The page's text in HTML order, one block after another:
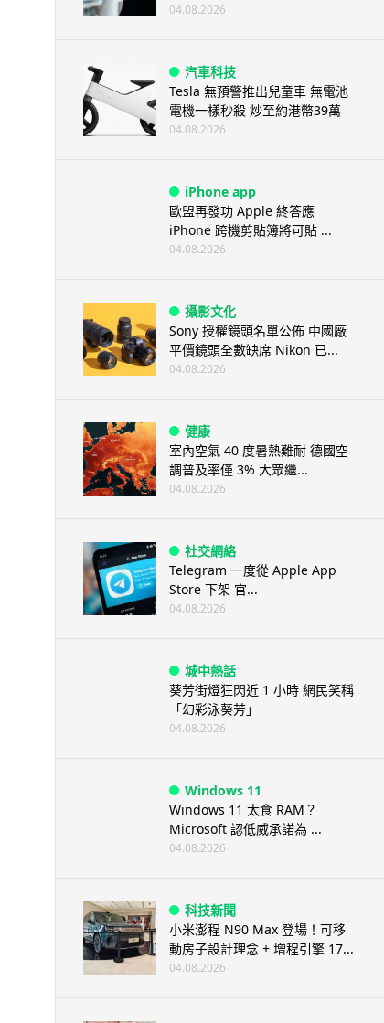
04.08.2026
汽車科技
Tesla 無預警推出兒童車 無電池
電機一樣秒殺 炒至約港幣39萬
04.08.2026
iPhone app
歐盟再發功 Apple 終答應
iPhone 跨機剪貼簿將可貼 ...
04.08.2026
攝影文化
Sony 授權鏡頭名單公佈 中國廠
平價鏡頭全數缺席 Nikon 已...
04.08.2026
健康
室內空氣 40 度暑熱難耐 德國空
調普及率僅 3% 大眾繼...
04.08.2026
社交網絡
Telegram 一度從 Apple App
Store 下架 官...
04.08.2026
城中熱話
葵芳街燈狂閃近 1 小時 網民笑稱
「幻彩泳葵芳」
04.08.2026
Windows 11
Windows 11 太食 RAM？
Microsoft 認低威承諾為 ...
04.08.2026
科技新聞
小米澎程 N90 Max 登場！可移
動房子設計理念 + 增程引擎 17...
04.08.2026